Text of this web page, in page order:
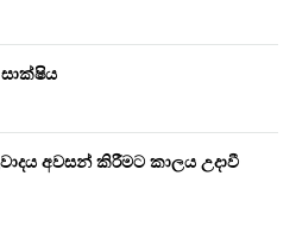
අවසන් කිරීමට කාලය උදාවී